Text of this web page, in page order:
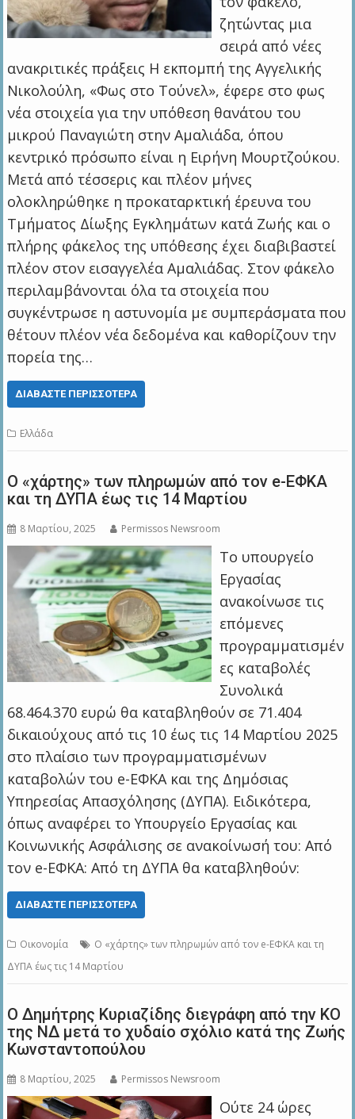
ζητώντας μια
σειρά από νέες
ανακριτικές πράξεις H εκπομπή της Αγγελικής
Νικολούλη, «Φως στο Τούνελ», έφερε στο φως
νέα στοιχεία για την υπόθεση θανάτου του
μικρού Παναγιώτη στην Αμαλιάδα, όπου
κεντρικό πρόσωπο είναι η Ειρήνη Μουρτζούκου.
Μετά από τέσσερις και πλέον μήνες
ολοκληρώθηκε η προκαταρκτική έρευνα του
Τμήματος Δίωξης Εγκλημάτων κατά Ζωής και ο
πλήρης φάκελος της υπόθεσης έχει διαβιβαστεί
πλέον στον εισαγγελέα Αμαλιάδας. Στον φάκελο
περιλαμβάνονται όλα τα στοιχεία που
συγκέντρωσε η αστυνομία με συμπεράσματα που
θέτουν πλέον νέα δεδομένα και καθορίζουν την
πορεία της…
ΔΙΑΒΆΣΤΕ ΠΕΡΙΣΣΌΤΕΡΑ
Ελλάδα
Ο «χάρτης» των πληρωμών από τον e-ΕΦΚΑ
και τη ΔΥΠΑ έως τις 14 Μαρτίου
8 Μαρτίου, 2025 Permissos Newsroom
Το υπουργείο
Εργασίας
ανακοίνωσε τις
επόμενες
προγραμματισμέν
ες καταβολές
Συνολικά
68.464.370 ευρώ θα καταβληθούν σε 71.404
δικαιούχους από τις 10 έως τις 14 Μαρτίου 2025
στο πλαίσιο των προγραμματισμένων
καταβολών του e-ΕΦΚΑ και της Δημόσιας
Υπηρεσίας Απασχόλησης (ΔΥΠΑ). Ειδικότερα,
όπως αναφέρει το Υπουργείο Εργασίας και
Κοινωνικής Ασφάλισης σε ανακοίνωσή του: Από
τον e-ΕΦΚΑ: Από τη ΔΥΠΑ θα καταβληθούν:
ΔΙΑΒΆΣΤΕ ΠΕΡΙΣΣΌΤΕΡΑ
Οικονομία
Ο «χάρτης» των πληρωμών από τον e-ΕΦΚΑ και τη
ΔΥΠΑ έως τις 14 Μαρτίου
Ο Δημήτρης Κυριαζίδης διεγράφη από την ΚΟ
της ΝΔ μετά το χυδαίο σχόλιο κατά της Ζωής
Κωνσταντοπούλου
8 Μαρτίου, 2025 Permissos Newsroom
Ούτε 24 ώρες